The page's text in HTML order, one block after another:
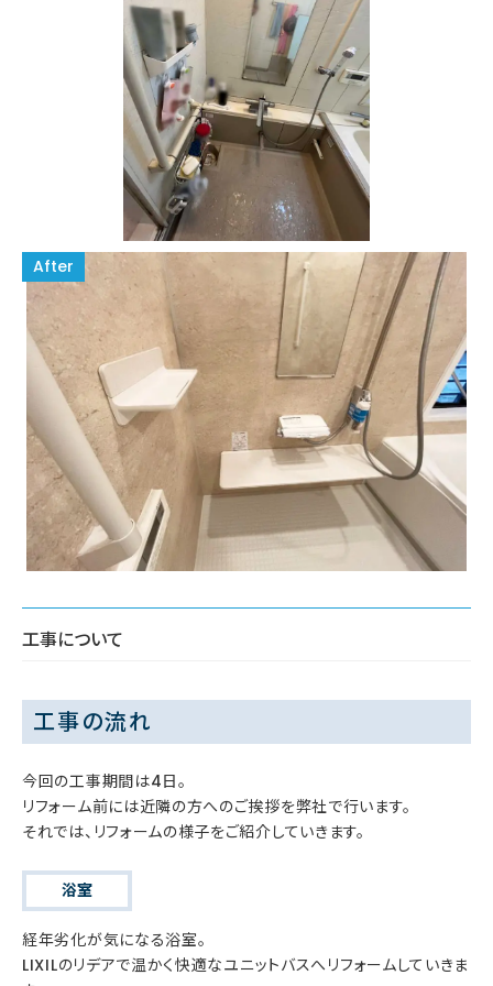
工事について
工事の流れ
今回の工事期間は4日。
リフォーム前には近隣の方へのご挨拶を弊社で行います。
それでは、リフォームの様子をご紹介していきます。
浴室
経年劣化が気になる浴室。
LIXILのリデアで温かく快適なユニットバスへリフォームしていきま